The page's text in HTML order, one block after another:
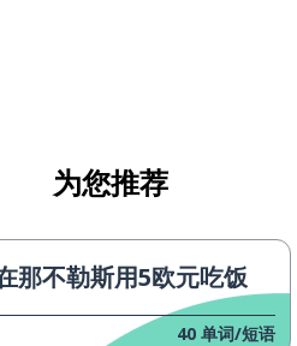
为您推荐
那不勒斯用5欧元吃饭
40 单词/短语